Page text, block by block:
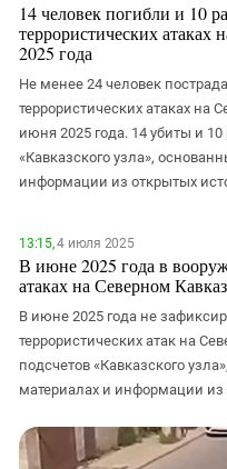
14 человек погибли и 10
террористических атаках
2025 года
Не менее 24 человек
террористических атаках на
июня 2025 года. 14 убиты и
«Кавказского узла»,
информации из открытых
13:15,4 июля 2025
В июне 2025 года в
атаках на Северном
В июне 2025 года не
террористических атак на
подсчетов «Кавказского
материалах и информации из